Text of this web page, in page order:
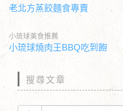
老北方蒸餃麵食專賣
小琉球美食推薦
小琉球燒肉王BBQ吃到飽
搜尋文章